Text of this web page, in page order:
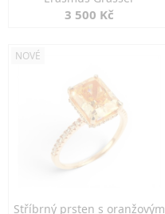
3 500 Kč
NOVÉ
Stříbrný prsten s oranžovým